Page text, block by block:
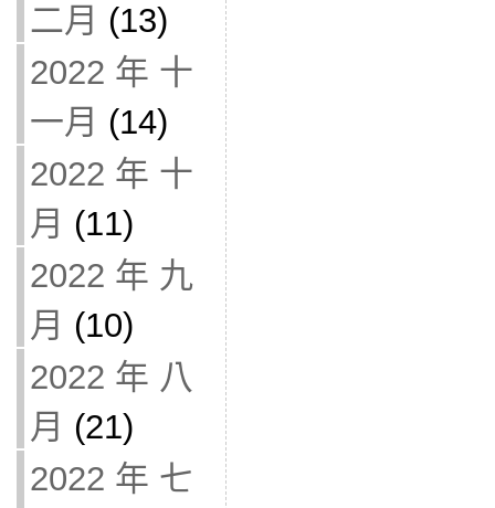
二月 (13)
2022 年 十
一月 (14)
2022 年 十
月 (11)
2022 年 九
月 (10)
2022 年 八
月 (21)
2022 年 七